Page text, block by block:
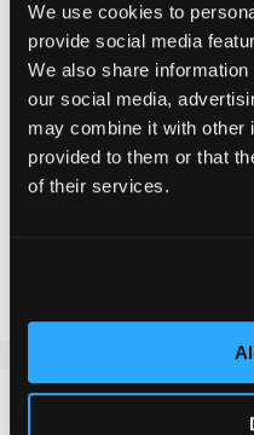
We use cookies to
provide social media
We also share
our social media,
may combine it with other
provided to them or that
of their services.
24,90 CHF
TVA incluse, Hors frais de port
DÉTAILS